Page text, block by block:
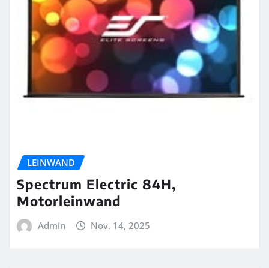
LEINWAND
Spectrum Electric 84H,
Motorleinwand
Admin Nov. 14, 2025